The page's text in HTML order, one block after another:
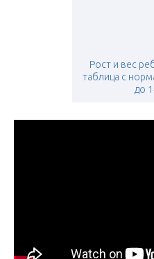
Рост и вес
таблица с
до